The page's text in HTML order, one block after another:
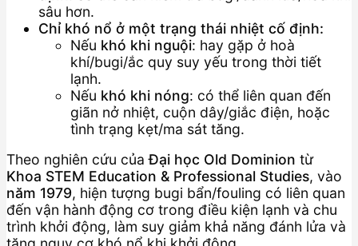
sâu hơn.
Chỉ khó nổ ở một trạng thái nhiệt cố định:
Nếu khó khi nguội: hay gặp ở hoà
khí/bugi/ắc quy suy yếu trong thời tiết
lạnh.
Nếu khó khi nóng: có thể liên quan đến
giãn nở nhiệt, cuộn dây/giắc điện, hoặc
tình trạng kẹt/ma sát tăng.
Theo nghiên cứu củaĐại học Old Dominion từ
Khoa STEM Education & Professional Studies, vào
năm 1979, hiện tượng bugi bẩn/fouling có liên quan
đến vận hành động cơ trong điều kiện lạnh và chu
trình khởi động, làm suy giảm khả năng đánh lửa và